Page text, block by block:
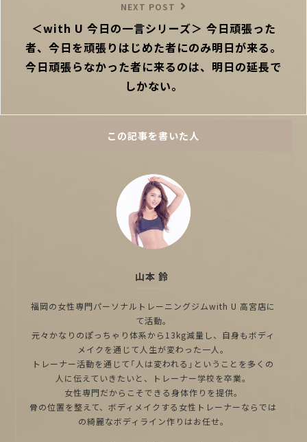
Post
NEXT POST
＜with U 今日の一言シリーズ＞ 今日頑張った
者、今日を頑張りはじめた者にのみ明日が来る。
今日頑張らなかった者に来るのは、明日の延長で
しかない。
この記事を書いた人
山本 鈴
福岡の女性専門パーソナルトレーニングジムwith U 高宮店に
て活動。
元々かなりのぽっちゃり体系から13kg減量し、自身もボディ
メイクを通じて人生が変わった一人。
トレーナー活動を通じて「人は変われる」ということを多くの
人に伝えていきたいと、トレーナー学校を卒業。
女性専門だからこそできる身体作りを提供。
骨の位置を整えて、ボディメイクする女性トレーナーならでは
の綺麗なボディライン作りはお任せ。